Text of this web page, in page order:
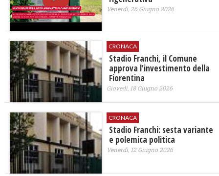
Venerdì, 26 Giugno 2026
CRONACA
Stadio Franchi, il Comune
approva l'investimento della
Fiorentina
Giovedì, 18 Giugno 2026
CRONACA
Stadio Franchi: sesta variante
e polemica politica
Venerdì, 12 Giugno 2026